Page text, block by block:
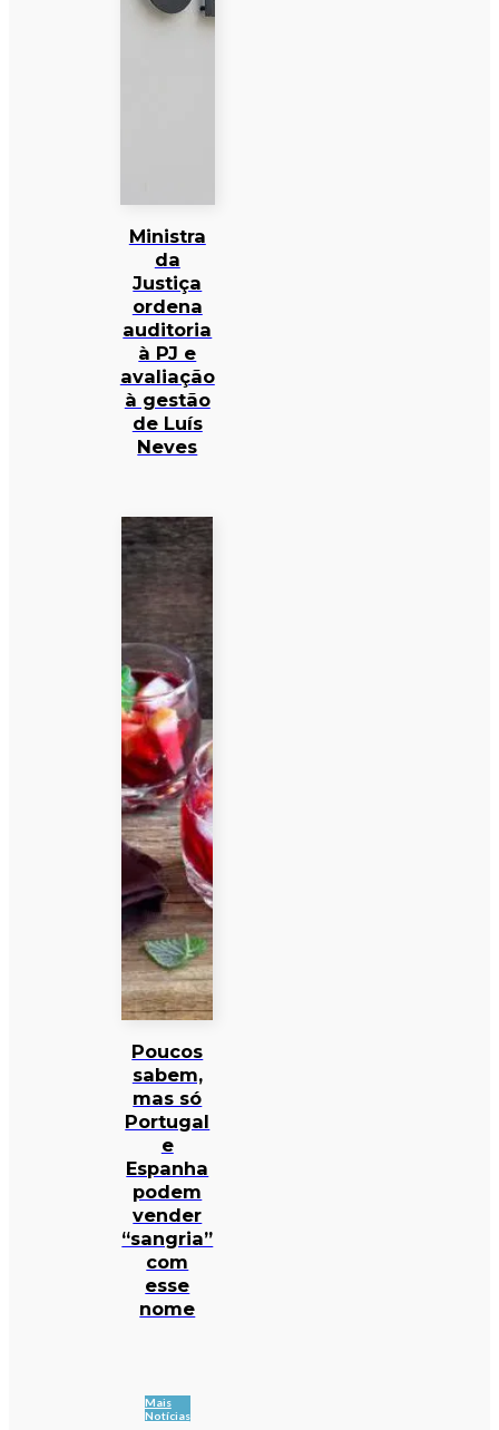
Ministra
da
Justiça
ordena
auditoria
à PJ e
avaliação
à gestão
de Luís
Neves
Poucos
sabem,
mas só
Portugal
e
Espanha
podem
vender
“sangria”
com
esse
nome
Mais
Notícias